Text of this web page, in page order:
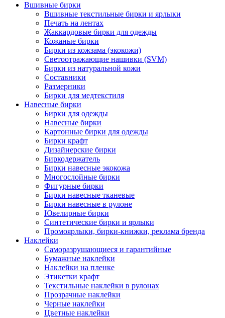
Вшивные бирки
Вшивные текстильные бирки и ярлыки
Печать на лентах
Жаккардовые бирки для одежды
Кожаные бирки
Бирки из кожзама (экокожи)
Светоотражающие нашивки (SVM)
Бирки из натуральной кожи
Составники
Размерники
Бирки для медтекстиля
Навесные бирки
Бирки для одежды
Навесные бирки
Картонные бирки для одежды
Бирки крафт
Дизайнерские бирки
Биркодержатель
Бирки навесные экокожа
Многослойные бирки
Фигурные бирки
Бирки навесные тканевые
Бирки навесные в рулоне
Ювелирные бирки
Синтетические бирки и ярлыки
Промоярлыки, бирки-книжки, реклама бренда
Наклейки
Саморазрушающиеся и гарантийные
Бумажные наклейки
Наклейки на пленке
Этикетки крафт
Текстильные наклейки в рулонах
Прозрачные наклейки
Черные наклейки
Цветные наклейки